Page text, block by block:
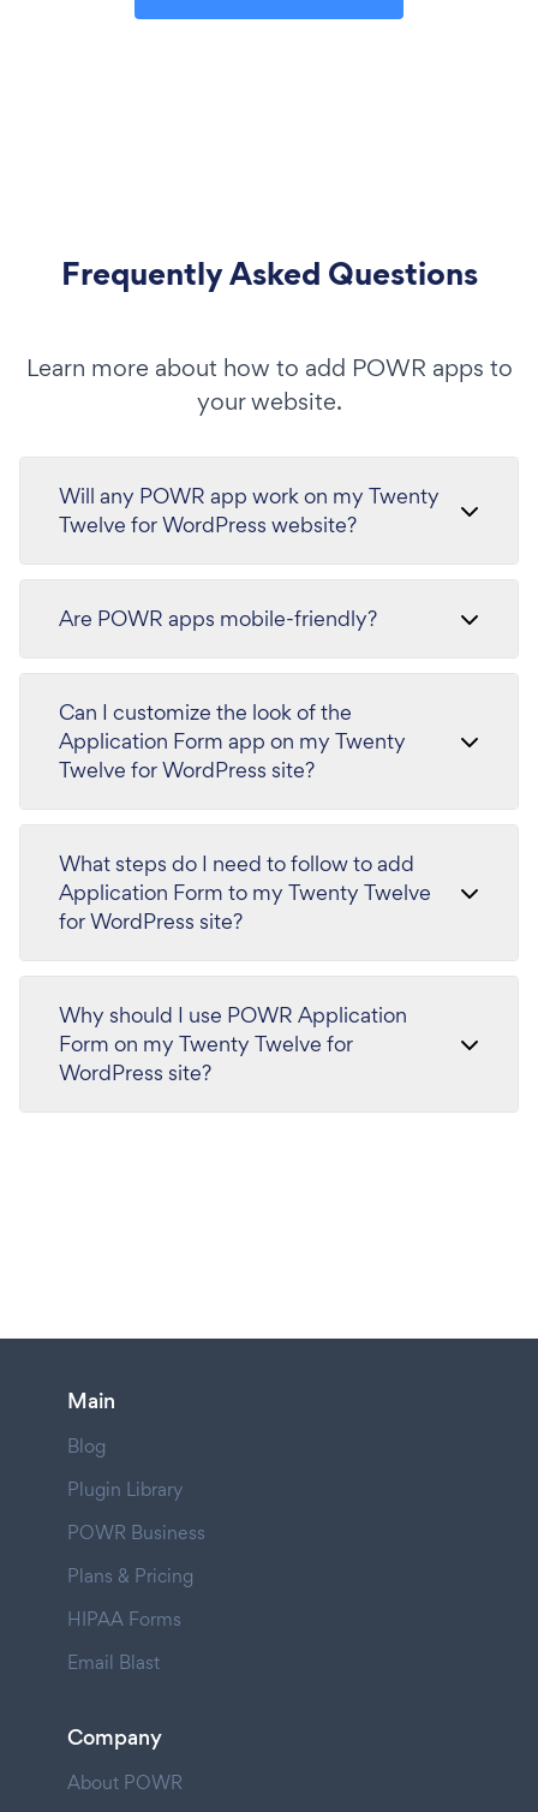
Frequently Asked Questions
Learn more about how to add POWR apps to
your website.
Will any POWR app work on my Twenty
Twelve for WordPress website?
Are POWR apps mobile-friendly?
Can I customize the look of the
Application Form app on my Twenty
Twelve for WordPress site?
What steps do I need to follow to add
Application Form to my Twenty Twelve
for WordPress site?
Why should I use POWR Application
Form on my Twenty Twelve for
WordPress site?
Main
Blog
Plugin Library
POWR Business
Plans & Pricing
HIPAA Forms
Email Blast
Company
About POWR